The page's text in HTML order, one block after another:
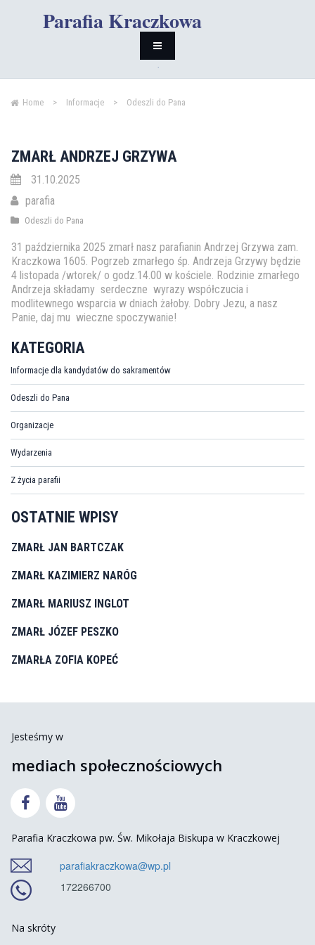
Parafia Kraczkowa
Home > Informacje > Odeszli do Pana
ZMARŁ ANDRZEJ GRZYWA
31.10.2025
parafia
Odeszli do Pana
31 października 2025 zmarł nasz parafianin Andrzej Grzywa zam.
Kraczkowa 1605. Pogrzeb zmarłego śp. Andrzeja Grzywy będzie
4 listopada /wtorek/ o godz.14.00 w kościele. Rodzinie zmarłego
Andrzeja składamy serdeczne wyrazy współczucia i
modlitewnego wsparcia w dniach żałoby. Dobry Jezu, a nasz
Panie, daj mu wieczne spoczywanie!
KATEGORIA
Informacje dla kandydatów do sakramentów
Odeszli do Pana
Organizacje
Wydarzenia
Z życia parafii
OSTATNIE WPISY
ZMARŁ JAN BARTCZAK
ZMARŁ KAZIMIERZ NARÓG
ZMARŁ MARIUSZ INGLOT
ZMARŁ JÓZEF PESZKO
ZMARŁA ZOFIA KOPEĆ
Jesteśmy w
mediach społecznościowych
 
Parafia Kraczkowa pw. Św. Mikołaja Biskupa w Kraczkowej
parafiakraczkowa@wp.pl
172266700
Na skróty